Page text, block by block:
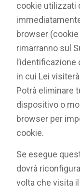
cookie utilizzati
browser
rimarranno sul
in cui Lei
Potrà eliminare
dispositivo o
browser per
cookie.
Se esegue
dovrà
volta che visita